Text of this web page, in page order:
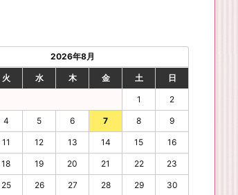
2026年8月
火 水 木 金 土 日
1 2
4 5 6 7 8 9
11 12 13 14 15 16
18 19 20 21 22 23
25 26 27 28 29 30